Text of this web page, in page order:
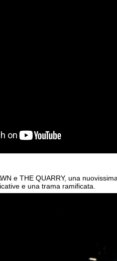
e THE QUARRY, una
e una trama ramificata.